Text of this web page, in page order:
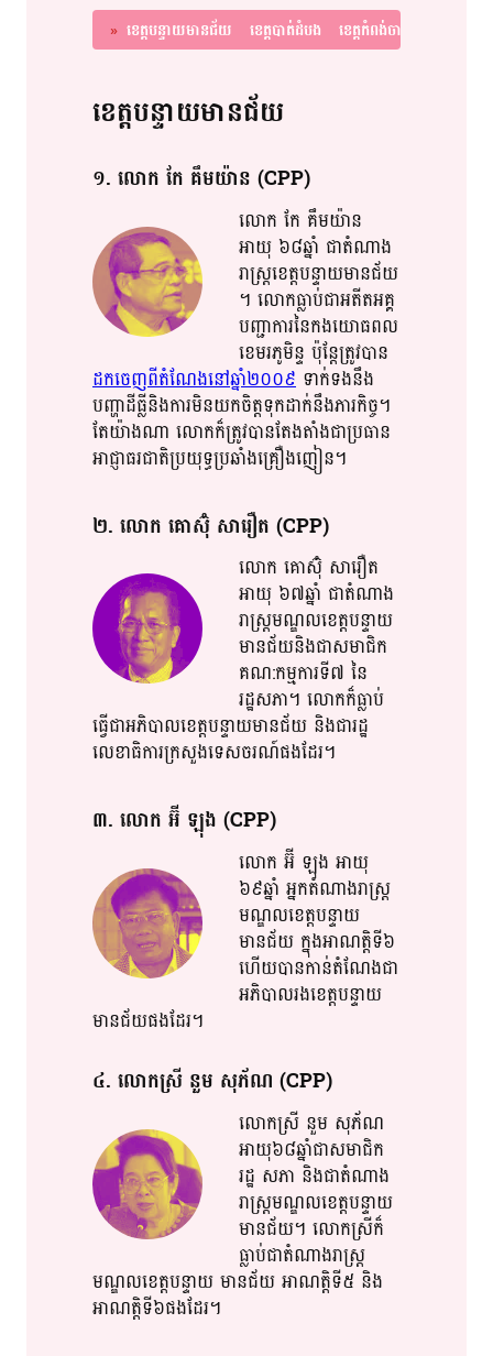
» ខេត្ត​​បន្ទាយមានជ័យ​ ខេត្តបាត់ដំបង​ ខេត្ត​កំពង់ចាម​
ខេត្ត​​បន្ទាយមានជ័យ​
១​. លោក​ កែ​ គឹ​មយ៉ា​ន​ (CPP)
លោក​ កែ​ គឹ​មយ៉ា​ន​
អាយុ​ ៦៨ឆ្នាំ​ ជា​តំណាង​​
រាស្ត្រ​​ខេត្ត​​បន្ទាយមានជ័យ​
។​ លោក​ធ្លាប់​​ជា​​អតីត​​អគ្គ
បញ្ជាការ​នៃ​​កង​​យោធពល​
ខេមរភូមិន្ទ​ ប៉ុន្តែ​ត្រូវ​បាន​
ដកចេញ​ពី​​តំណែង​​នៅ​​​​ឆ្នាំ២០០៩​ ទាក់ទង​នឹង​
បញ្ហា​ដីធ្លី​និង​ការ​មិន​​យកចិត្ត​​ទុក​​​​ដាក់​​នឹង​ភារកិច្ច​។​
តែ​​យ៉ាងណា​ លោក​ក៏​ត្រូវ​បាន​តែងតាំង​ជា​ប្រធាន​​
អាជ្ញា​​ធរ​​ជាតិ​​​​ប្រយុទ្ធ​ប្រឆាំង​គ្រឿ​​ង​​ញៀន​។​
២​. លោក​ គោ​ស៊ុំ​ សា​រឿ​ត​ (CPP)
លោក​ គោ​ស៊ុំ​ សា​រឿ​ត​
អាយុ​ ៦៧ឆ្នាំ​ ជា​តំណាង​​
រាស្រ្ត​​មណ្ឌល​​ខេត្ត​បន្ទាយ
មានជ័យ​និង​ជាស​មា​ជិ​ក​​
គណ​:​កម្ម​​ការ​​ទី៧​ នៃ​
រដ្ឋសភា​។​ លោក​ក៏​ធ្លាប់
ធ្វើ​ជា​អភិបាល​​ខេត្ត​​បន្ទាយ​​​មានជ័យ​ និង​ជារ​ដ្ឋ​
លេខាធិការ​ក្រសួង​ទេស​​ចរណ៍​​ផង​ដែរ​។​
៣​. លោក​ អ៊ី​ ឡុង​ (CPP)
លោក​ អ៊ី​ ឡុង​ អាយុ​
៦៩ឆ្នាំ​ អ្នកតំណាង​រាស្រ្ត​​
មណ្ឌល​​ខេត្ត​បន្ទាយ
មានជ័យ​ ក្នុង​អាណត្តិ​ទី៦​
ហើយ​បាន​កាន់​​តំណែង​​ជា​
អភិបាលរងខេត្ត​បន្ទាយ
មានជ័យ​​ផង​ដែរ​។​
៤​. លោកស្រី​ នួម​ សុភ័​ណ​ (CPP)
លោកស្រី​ នួម​ សុភ័​ណ​
អាយុ​​៦៨ឆ្នាំ​ជា​​សមាជិក​
រដ្ឋ​ សភា​ និង​ជា​តំណាង​
រាស្រ្ត​មណ្ឌល​ខេត្ត​បន្ទាយ
មានជ័យ​។​ លោកស្រី​ក៏​
ធ្លាប់​ជា​តំណាងរាស្ត្រ​​​
មណ្ឌល​ខេត្ត​បន្ទាយ​ មានជ័យ​​ អាណត្តិ​ទី​​៥​ និង​
អាណត្តិ​ទី៦ផង​ដែរ​។​